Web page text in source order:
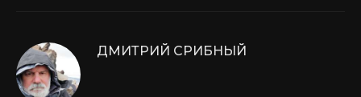
ДМИТРИЙ СРИБНЫЙ